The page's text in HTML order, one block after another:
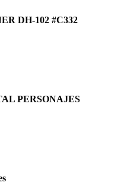
DH-102 #C332
PERSONAJES